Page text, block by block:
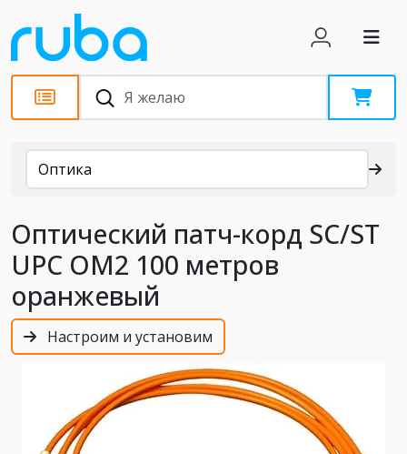
Каталог
Оптика
Оптический патч-корд SC/ST
UPC OM2 100 метров
оранжевый
Настроим и установим